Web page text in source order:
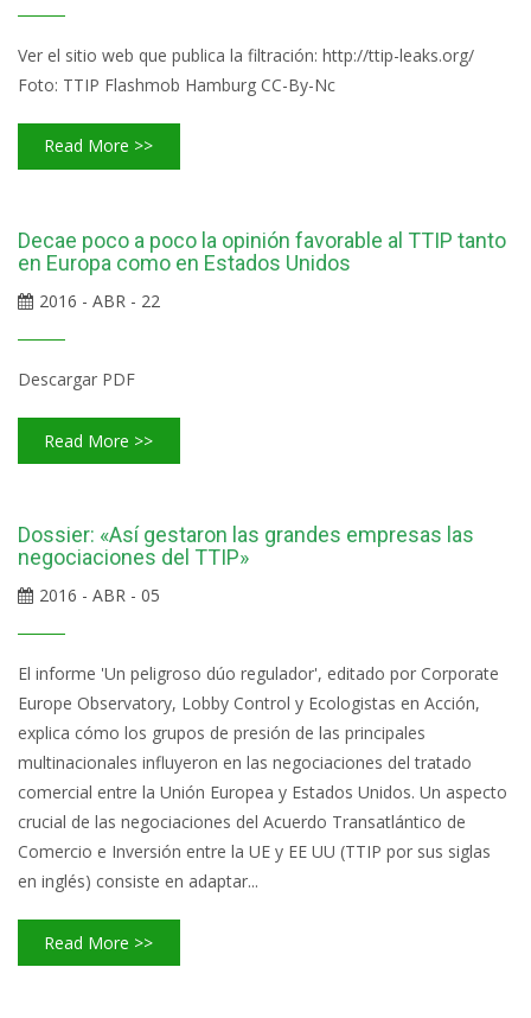
Ver el sitio web que publica la filtración: http://ttip-leaks.org/
Foto: TTIP Flashmob Hamburg CC-By-Nc
Read More >>
Decae poco a poco la opinión favorable al TTIP tanto
en Europa como en Estados Unidos
2016 - ABR - 22
Descargar PDF
Read More >>
Dossier: «Así gestaron las grandes empresas las
negociaciones del TTIP»
2016 - ABR - 05
El informe 'Un peligroso dúo regulador', editado por Corporate
Europe Observatory, Lobby Control y Ecologistas en Acción,
explica cómo los grupos de presión de las principales
multinacionales influyeron en las negociaciones del tratado
comercial entre la Unión Europea y Estados Unidos. Un aspecto
crucial de las negociaciones del Acuerdo Transatlántico de
Comercio e Inversión entre la UE y EE UU (TTIP por sus siglas
en inglés) consiste en adaptar...
Read More >>